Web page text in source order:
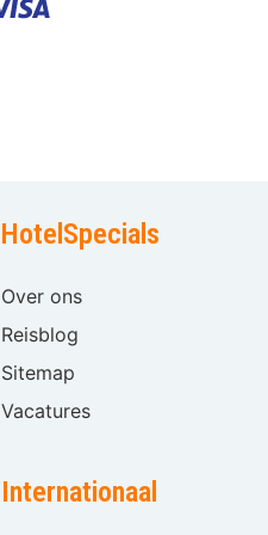
HotelSpecials
Over ons
Reisblog
Sitemap
Vacatures
Internationaal